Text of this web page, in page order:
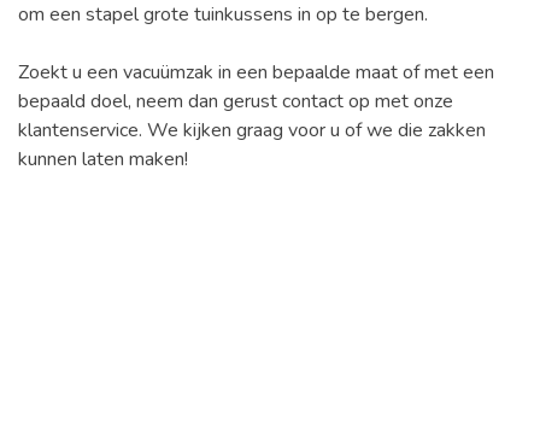
om een stapel grote tuinkussens in op te bergen.
Zoekt u een vacuümzak in een bepaalde maat of met een
bepaald doel, neem dan gerust contact op met onze
klantenservice. We kijken graag voor u of we die zakken
kunnen laten maken!